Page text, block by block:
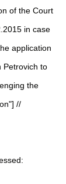
of the Court
in case
application
Petrovich to
the
//